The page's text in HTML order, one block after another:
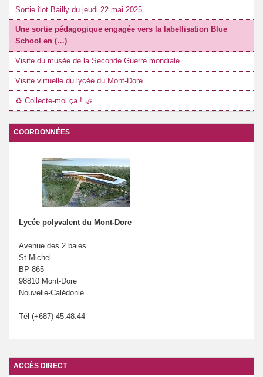
Sortie îlot Bailly du jeudi 22 mai 2025
Une sortie pédagogique engagée vers la labellisation Blue
School en (…)
Visite du musée de la Seconde Guerre mondiale
Visite virtuelle du lycée du Mont-Dore
♻️ Collecte-moi ça ! 🤝
COORDONNÉES
Lycée polyvalent du Mont-Dore
Avenue des 2 baies
St Michel
BP 865
98810 Mont-Dore
Nouvelle-Calédonie
Tél (+687) 45.48.44
ACCÈS DIRECT